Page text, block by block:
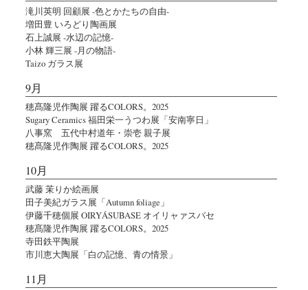
滝川英明 回顧展 -色とかたちの自由-
増田豊 いろどり陶画展
石上誠展 -水辺の記憶-
小林 輝三展 -月の物語-
Taizo ガラス展
9月
穂髙隆児作陶展 躍るCOLORS。2025
Sugary Ceramics 福田栄一うつわ展「安南寧日」
八事窯 五代中村道年・崇壱 親子展
穂髙隆児作陶展 躍るCOLORS。2025
10月
武藤 茉りか絵画展
田子美紀ガラス展「Autumn foliage」
伊藤千穂個展 OIRYÁSUBASE オイリャァスバセ
穂髙隆児作陶展 躍るCOLORS。2025
寺田鉄平陶展
市川恵大陶展「白の記憶、青の情景」
11月